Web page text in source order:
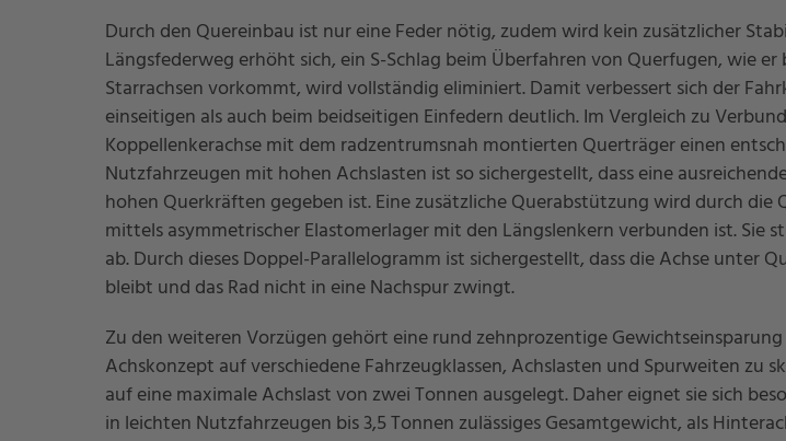
Durch den Quereinbau ist nur eine Feder nötig, zudem wird kein zusätzlicher
Längsfederweg erhöht sich, ein S-Schlag beim Überfahren von Querfugen, wie
Starrachsen vorkommt, wird vollständig eliminiert. Damit verbessert sich der
einseitigen als auch beim beidseitigen Einfedern deutlich. Im Vergleich zu
Koppellenkerachse mit dem radzentrumsnah montierten Querträger einen
Nutzfahrzeugen mit hohen Achslasten ist so sichergestellt, dass eine
hohen Querkräften gegeben ist. Eine zusätzliche Querabstützung wird durch
mittels asymmetrischer Elastomerlager mit den Längslenkern verbunden ist. Sie
ab. Durch dieses Doppel-Parallelogramm ist sichergestellt, dass die Achse unter
bleibt und das Rad nicht in eine Nachspur zwingt.
Zu den weiteren Vorzügen gehört eine rund zehnprozentige
Achskonzept auf verschiedene Fahrzeugklassen, Achslasten und Spurweiten zu
auf eine maximale Achslast von zwei Tonnen ausgelegt. Daher eignet sie sich
in leichten Nutzfahrzeugen bis 3,5 Tonnen zulässiges Gesamtgewicht, als